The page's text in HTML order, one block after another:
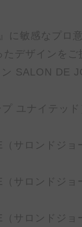
に敏感なプロ
デザインを
SALON DE